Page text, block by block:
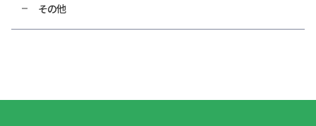
その他